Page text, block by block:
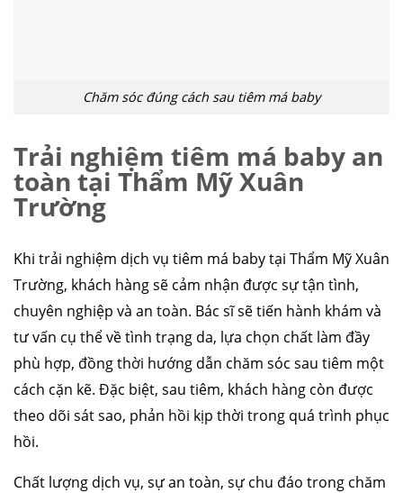
căng da mặt nâng mũi cấu trúc cắt mí
nhấn mí
đặt túi ngực
nâng ngực hút mỡ cấy mỡ trẻ hóa da
Chăm sóc đúng cách sau tiêm má baby
Trải nghiệm tiêm má baby an
toàn tại Thẩm Mỹ Xuân
Trường
Khi trải nghiệm dịch vụ tiêm má baby tại Thẩm Mỹ Xuân
Trường, khách hàng sẽ cảm nhận được sự tận tình,
chuyên nghiệp và an toàn. Bác sĩ sẽ tiến hành khám và
tư vấn cụ thể về tình trạng da, lựa chọn chất làm đầy
phù hợp, đồng thời hướng dẫn chăm sóc sau tiêm một
cách cặn kẽ. Đặc biệt, sau tiêm, khách hàng còn được
theo dõi sát sao, phản hồi kịp thời trong quá trình phục
hồi.
Chất lượng dịch vụ, sự an toàn, sự chu đáo trong chăm